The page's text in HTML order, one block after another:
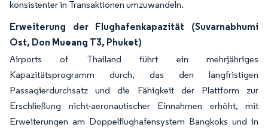
konsistenter in Transaktionen umzuwandeln.
Erweiterung der Flughafenkapazität (Suvarnabhumi
Ost, Don Mueang T3, Phuket)
Airports of Thailand führt ein mehrjähriges
Kapazitätsprogramm durch, das den langfristigen
Passagierdurchsatz und die Fähigkeit der Plattform zur
Erschließung nicht-aeronautischer Einnahmen erhöht, mit
Erweiterungen am Doppelflughafensystem Bangkoks und in